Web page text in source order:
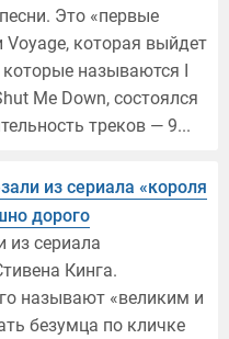
Это «первые
Voyage, которая выйдет
называются I
Me Down, состоялся
треков — 9...
из сериала «короля
дорого
сериала
Кинга.
называют «великим и
безумца по кличке